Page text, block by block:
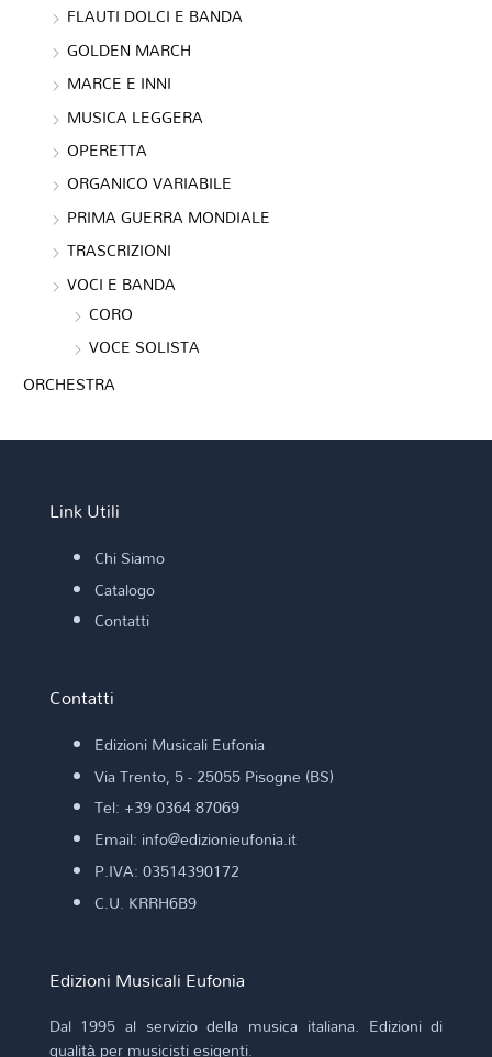
FLAUTI DOLCI E BANDA
GOLDEN MARCH
MARCE E INNI
MUSICA LEGGERA
OPERETTA
ORGANICO VARIABILE
PRIMA GUERRA MONDIALE
TRASCRIZIONI
VOCI E BANDA
CORO
VOCE SOLISTA
ORCHESTRA
Link Utili
Chi Siamo
Catalogo
Contatti
Contatti
Edizioni Musicali Eufonia
Via Trento, 5 - 25055 Pisogne (BS)
Tel: +39 0364 87069
Email: info@edizionieufonia.it
P.IVA: 03514390172
C.U. KRRH6B9
Edizioni Musicali Eufonia
Dal 1995 al servizio della musica italiana. Edizioni di
qualità per musicisti esigenti.